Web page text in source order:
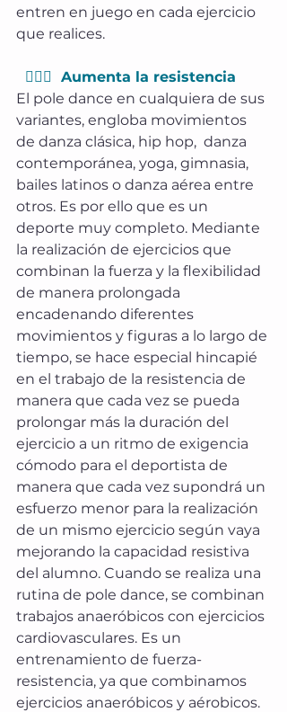
entren en juego en cada ejercicio
que realices.
  🏃🏼‍♀️  Aumenta la resistencia
El pole dance en cualquiera de sus
variantes, engloba movimientos
de danza clásica, hip hop,  danza
contemporánea, yoga, gimnasia,
bailes latinos o danza aérea entre
otros. Es por ello que es un
deporte muy completo. Mediante
la realización de ejercicios que
combinan la fuerza y la flexibilidad
de manera prolongada
encadenando diferentes
movimientos y figuras a lo largo de
tiempo, se hace especial hincapié
en el trabajo de la resistencia de
manera que cada vez se pueda
prolongar más la duración del
ejercicio a un ritmo de exigencia
cómodo para el deportista de
manera que cada vez supondrá un
esfuerzo menor para la realización
de un mismo ejercicio según vaya
mejorando la capacidad resistiva
del alumno. Cuando se realiza una
rutina de pole dance, se combinan
trabajos anaeróbicos con ejercicios
cardiovasculares. Es un
entrenamiento de fuerza-
resistencia, ya que combinamos
ejercicios anaeróbicos y aérobicos.